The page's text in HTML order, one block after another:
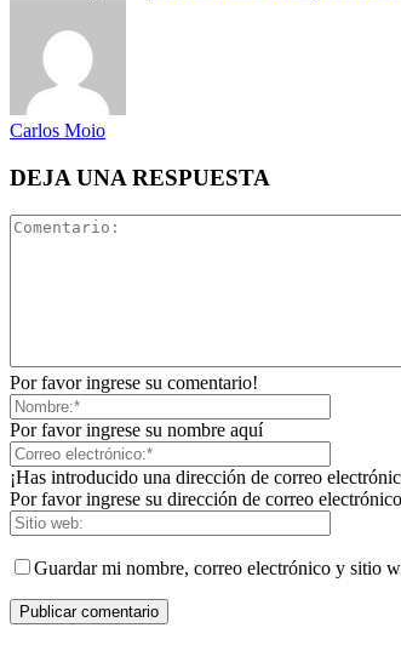
Carlos Moio
DEJA UNA RESPUESTA
Por favor ingrese su comentario!
Por favor ingrese su nombre aquí
¡Has introducido una dirección de correo
Por favor ingrese su dirección de correo
Guardar mi nombre, correo electrónico y sitio